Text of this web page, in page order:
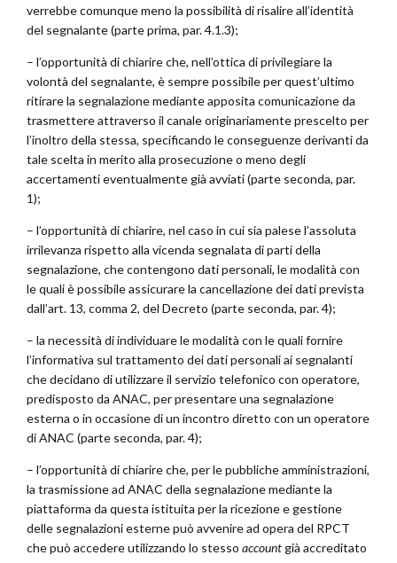
verrebbe comunque meno la possibilità di risalire all’identità
del segnalante (parte prima, par. 4.1.3);
– l’opportunità di chiarire che, nell’ottica di privilegiare la
volontà del segnalante, è sempre possibile per quest’ultimo
ritirare la segnalazione mediante apposita comunicazione da
trasmettere attraverso il canale originariamente prescelto per
l’inoltro della stessa, specificando le conseguenze derivanti da
tale scelta in merito alla prosecuzione o meno degli
accertamenti eventualmente già avviati (parte seconda, par.
1);
– l’opportunità di chiarire, nel caso in cui sia palese l’assoluta
irrilevanza rispetto alla vicenda segnalata di parti della
segnalazione, che contengono dati personali, le modalità con
le quali è possibile assicurare la cancellazione dei dati prevista
dall’art. 13, comma 2, del Decreto (parte seconda, par. 4);
– la necessità di individuare le modalità con le quali fornire
l’informativa sul trattamento dei dati personali ai segnalanti
che decidano di utilizzare il servizio telefonico con operatore,
predisposto da ANAC, per presentare una segnalazione
esterna o in occasione di un incontro diretto con un operatore
di ANAC (parte seconda, par. 4);
– l’opportunità di chiarire che, per le pubbliche amministrazioni,
la trasmissione ad ANAC della segnalazione mediante la
piattaforma da questa istituita per la ricezione e gestione
delle segnalazioni esterne può avvenire ad opera del RPCT
che può accedere utilizzando lo stesso accountgià accreditato